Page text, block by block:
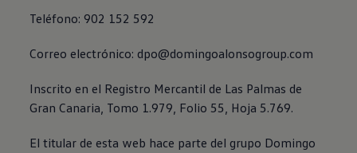
El sonido del ID.
Mundo Volkswagen
Volkswagen Canarias
Club Fidelización
Sala de Prensa
Blog
Teléfono: 902 152 592
Correo electrónico: dpo@domingoalonsogroup.com
Inscrito en el Registro Mercantil de Las Palmas de
Gran Canaria, Tomo 1.979, Folio 55, Hoja 5.769.
El titular de esta web hace parte del grupo Domingo